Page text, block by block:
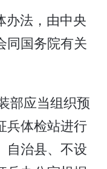
办法，由中央
同国务院有关
部应当组织预
兵体检站进行
自治县、不设